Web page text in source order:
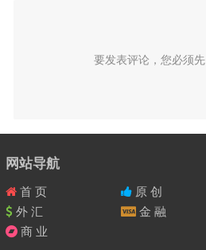
要发表评论，您必须先
网站导航
首 页 原 创
外 汇
金 融
商 业